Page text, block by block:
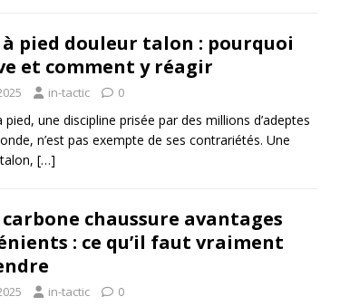
à pied douleur talon : pourquoi
et comment y réagir
in-tactic 0
pied, une discipline prisée par des millions d’adeptes
n’est pas exempte de ses contrariétés. Une
[…]
chaussure avantages
: ce qu’il faut vraiment
in-tactic 0